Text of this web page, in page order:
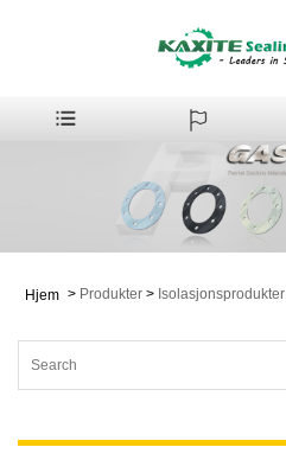
Hjem > Produkter > Isolasjonsprodukter